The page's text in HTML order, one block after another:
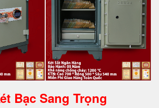
Bạc Sang Trọng